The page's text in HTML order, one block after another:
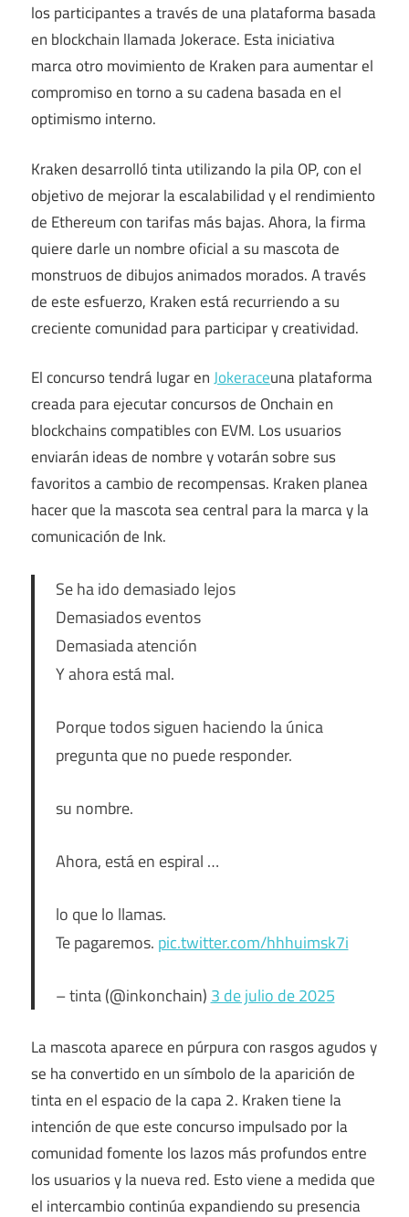
los participantes a través de una plataforma basada
en blockchain llamada Jokerace. Esta iniciativa
marca otro movimiento de Kraken para aumentar el
compromiso en torno a su cadena basada en el
optimismo interno.
Kraken desarrolló tinta utilizando la pila OP, con el
objetivo de mejorar la escalabilidad y el rendimiento
de Ethereum con tarifas más bajas. Ahora, la firma
quiere darle un nombre oficial a su mascota de
monstruos de dibujos animados morados. A través
de este esfuerzo, Kraken está recurriendo a su
creciente comunidad para participar y creatividad.
El concurso tendrá lugar enJokeraceuna plataforma
creada para ejecutar concursos de Onchain en
blockchains compatibles con EVM. Los usuarios
enviarán ideas de nombre y votarán sobre sus
favoritos a cambio de recompensas. Kraken planea
hacer que la mascota sea central para la marca y la
comunicación de Ink.
Se ha ido demasiado lejos
Demasiados eventos
Demasiada atención
Y ahora está mal.
Porque todos siguen haciendo la única
pregunta que no puede responder.
su nombre.
Ahora, está en espiral …
lo que lo llamas.
Te pagaremos. pic.twitter.com/hhhuimsk7i
– tinta (@inkonchain) 3 de julio de 2025
La mascota aparece en púrpura con rasgos agudos y
se ha convertido en un símbolo de la aparición de
tinta en el espacio de la capa 2. Kraken tiene la
intención de que este concurso impulsado por la
comunidad fomente los lazos más profundos entre
los usuarios y la nueva red. Esto viene a medida que
el intercambio continúa expandiendo su presencia